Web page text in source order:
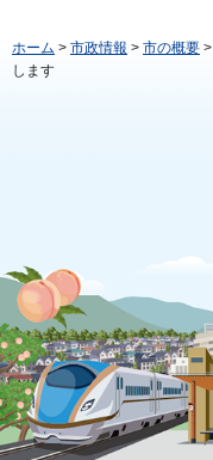
ホーム > 市政情報 > 市の概要 >
します